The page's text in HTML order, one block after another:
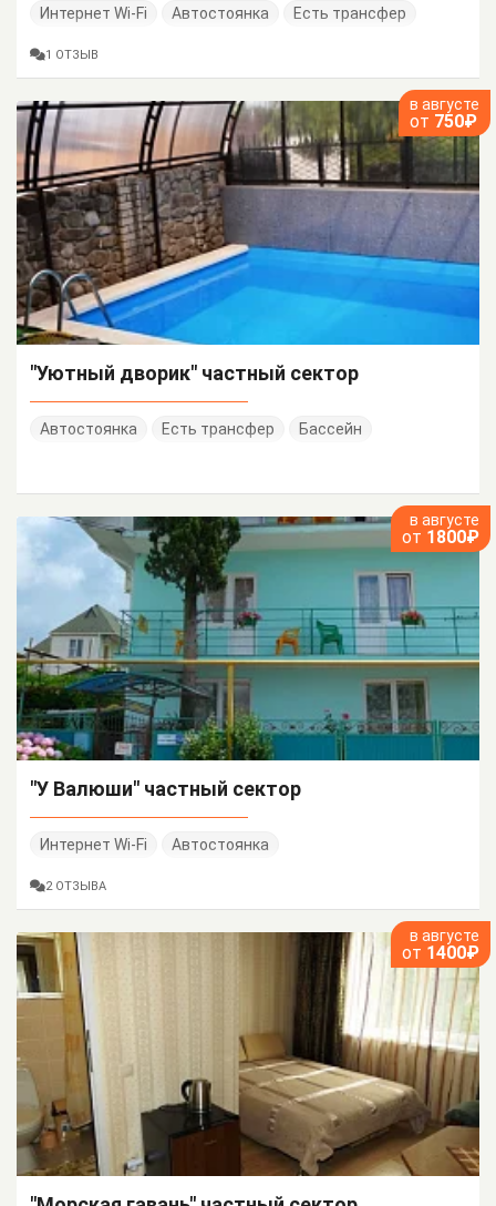
Интернет Wi-Fi Автостоянка Есть трансфер
1 ОТЗЫВ
в августе
от 750₽
"Уютный дворик" частный сектор
Автостоянка Есть трансфер Бассейн
в августе
от 1800₽
"У Валюши" частный сектор
Интернет Wi-Fi Автостоянка
2 ОТЗЫВА
в августе
от 1400₽